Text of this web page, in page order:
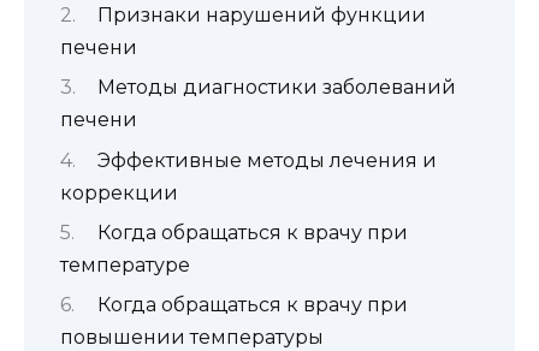
Признаки нарушений функции
печени
Методы диагностики заболеваний
печени
Эффективные методы лечения и
коррекции
Когда обращаться к врачу при
температуре
Когда обращаться к врачу при
повышении температуры